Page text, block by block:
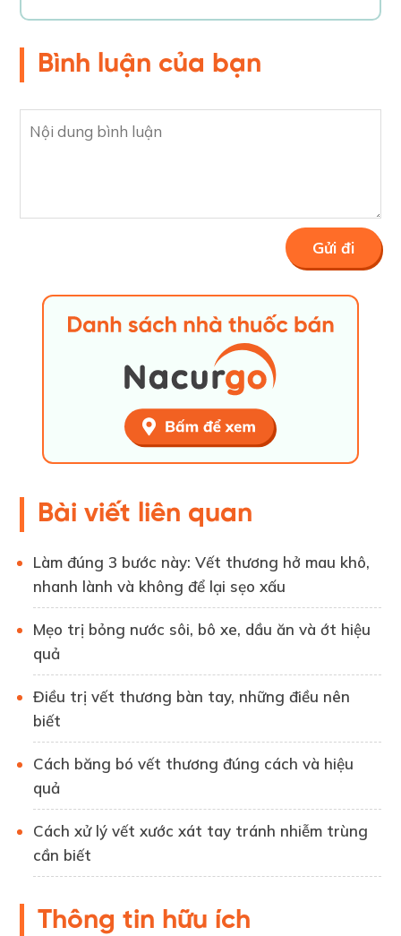
Bình luận của bạn
Bài viết liên quan
Làm đúng 3 bước này: Vết thương hở mau khô,
nhanh lành và không để lại sẹo xấu
Mẹo trị bỏng nước sôi, bô xe, dầu ăn và ớt hiệu
quả
Điều trị vết thương bàn tay, những điều nên
biết
Cách băng bó vết thương đúng cách và hiệu
quả
Cách xử lý vết xước xát tay tránh nhiễm trùng
cần biết
Thông tin hữu ích